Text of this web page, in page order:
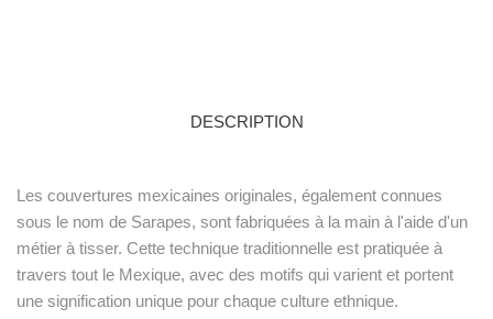
DESCRIPTION
Les couvertures mexicaines originales, également connues
sous le nom de Sarapes, sont fabriquées à la main à l'aide d'un
métier à tisser. Cette technique traditionnelle est pratiquée à
travers tout le Mexique, avec des motifs qui varient et portent
une signification unique pour chaque culture ethnique.